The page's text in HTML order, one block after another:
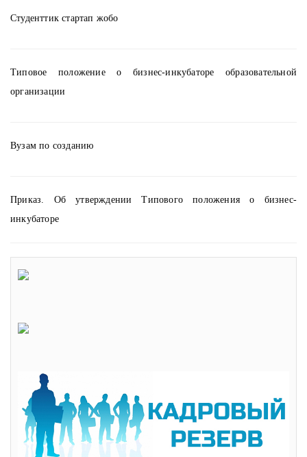
Студенттик стартап жобо
Типовое положение о бизнес-инкубаторе образовательной
организации
Вузам по созданию
Приказ. Об утверждении Типового положения о бизнес-
инкубаторе